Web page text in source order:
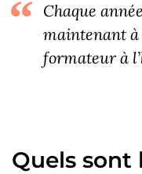
Chaque
maintenant à
formateur à
Quels sont